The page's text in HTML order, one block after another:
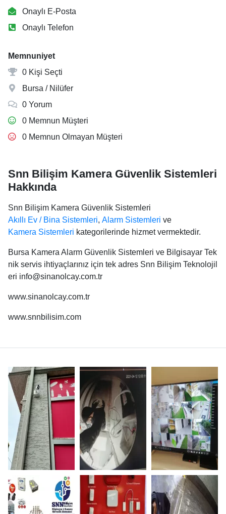
Onaylı E-Posta
Onaylı Telefon
Memnuniyet
0 Kişi Seçti
Bursa / Nilüfer
0 Yorum
0 Memnun Müşteri
0 Memnun Olmayan Müşteri
Snn Bilişim Kamera Güvenlik Sistemleri
Hakkında
Snn Bilişim Kamera Güvenlik Sistemleri
Akıllı Ev / Bina Sistemleri, Alarm Sistemleri ve
Kamera Sistemleri kategorilerinde hizmet vermektedir.
Bursa Kamera Alarm Güvenlik Sistemleri ve Bilgisayar Tek
nik servis ihtiyaçlarınız için tek adres Snn Bilişim Teknolojil
eri info@sinanolcay.com.tr
www.sinanolcay.com.tr
www.snnbilisim.com